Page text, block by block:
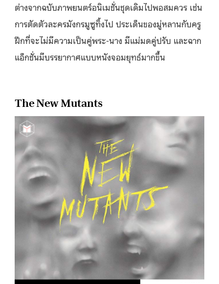
ต่างจากฉบับภาพยนตร์อนิเมชั่นชุดเดิมไปพอสมควร เช่น
การตัดตัวละครมังกรมูซูทิ้งไป ประเด็นของมู่หลานกับครู
ฝึกที่จะไม่มีความเป็นคู่พระ-นาง มีแม่มดคู่ปรับ และฉาก
แอ็กชั่นมีบรรยากาศแบบหนังจอมยุทธ์มากขึ้น
The New Mutants